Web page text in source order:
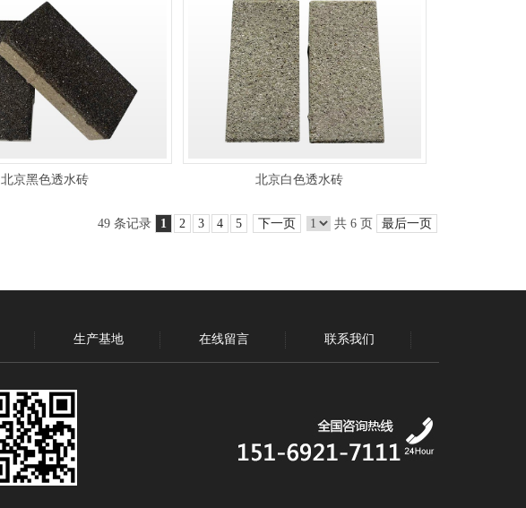
北京黑色透水砖 北京白色透水砖
49 条记录 1 2 3 4 5 下一页 共 6 页 最后一页
生产基地 在线留言 联系我们